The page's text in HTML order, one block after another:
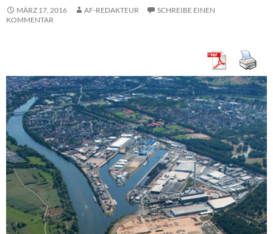
MÄRZ 17, 2016 AF-REDAKTEUR
SCHREIBE EINEN
KOMMENTAR